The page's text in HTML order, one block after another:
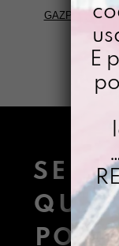
GAZPACHO>
SE
E